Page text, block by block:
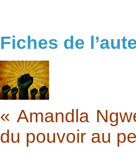
Fiches de
« Amandla
du pouvoir au